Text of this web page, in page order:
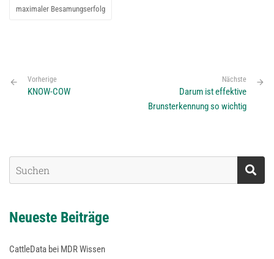
maximaler Besamungserfolg
Vorherige
KNOW-COW
Nächste
Darum ist effektive
Brunsterkennung so wichtig
Neueste Beiträge
CattleData bei MDR Wissen